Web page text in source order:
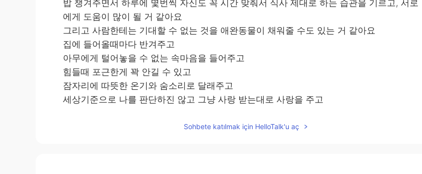
밥 챙겨주면서 하루에 몇번씩 자신도 꼭 시간 맞춰서 식사 제대로 하는 습관을 기르고, 서로
에게 도움이 많이 될 거 같아요
그리고 사람한테는 기대할 수 없는 것을 애완동물이 채워줄 수도 있는 거 같아요
집에 들어올때마다 반겨주고
아무에게 털어놓을 수 없는 속마음을 들어주고
힘들때 포근한게 꽉 안길 수 있고
잠자리에 따뜻한 온기와 숨소리로 달래주고
세상기준으로 나를 판단하진 않고 그냥 사랑 받는대로 사랑을 주고
Sohbete katılmak için HelloTalk'u aç